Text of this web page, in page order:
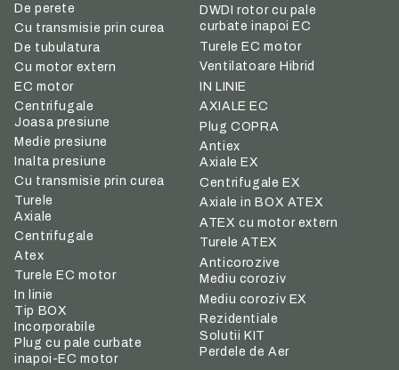
De perete
Cu transmisie prin curea
De tubulatura
Cu motor extern
EC motor
Centrifugale
Joasa presiune
Medie presiune
Inalta presiune
Cu transmisie prin curea
Turele
Axiale
Centrifugale
Atex
Turele EC motor
In linie
Tip BOX
Incorporabile
Plug cu pale curbate
inapoi-EC motor
DWDI rotor cu pale
curbate inapoi EC
Turele EC motor
Ventilatoare Hibrid
IN LINIE
AXIALE EC
Plug COPRA
Antiex
Axiale EX
Centrifugale EX
Axiale in BOX ATEX
ATEX cu motor extern
Turele ATEX
Anticorozive
Mediu coroziv
Mediu coroziv EX
Rezidentiale
Solutii KIT
Perdele de Aer